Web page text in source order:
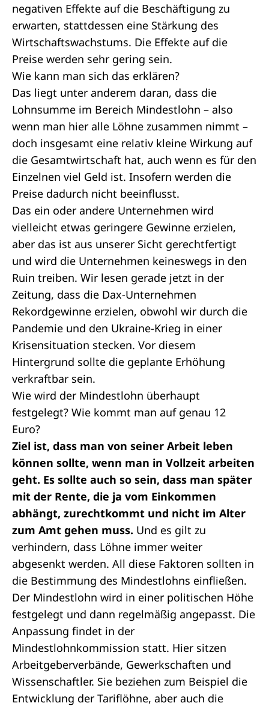
negativen Effekte auf die Beschäftigung zu
erwarten, stattdessen eine Stärkung des
Wirtschaftswachstums. Die Effekte auf die
Preise werden sehr gering sein.
Wie kann man sich das erklären?
Das liegt unter anderem daran, dass die
Lohnsumme im Bereich Mindestlohn – also
wenn man hier alle Löhne zusammen nimmt –
doch insgesamt eine relativ kleine Wirkung auf
die Gesamtwirtschaft hat, auch wenn es für den
Einzelnen viel Geld ist. Insofern werden die
Preise dadurch nicht beeinflusst.
Das ein oder andere Unternehmen wird
vielleicht etwas geringere Gewinne erzielen,
aber das ist aus unserer Sicht gerechtfertigt
und wird die Unternehmen keineswegs in den
Ruin treiben. Wir lesen gerade jetzt in der
Zeitung, dass die Dax-Unternehmen
Rekordgewinne erzielen, obwohl wir durch die
Pandemie und den Ukraine-Krieg in einer
Krisensituation stecken. Vor diesem
Hintergrund sollte die geplante Erhöhung
verkraftbar sein.
Wie wird der Mindestlohn überhaupt
festgelegt? Wie kommt man auf genau 12
Euro?
Ziel ist, dass man von seiner Arbeit leben
können sollte, wenn man in Vollzeit arbeiten
geht. Es sollte auch so sein, dass man später
mit der Rente, die ja vom Einkommen
abhängt, zurechtkommt und nicht im Alter
zum Amt gehen muss. Und es gilt zu
verhindern, dass Löhne immer weiter
abgesenkt werden. All diese Faktoren sollten in
die Bestimmung des Mindestlohns einfließen.
Der Mindestlohn wird in einer politischen Höhe
festgelegt und dann regelmäßig angepasst. Die
Anpassung findet in der
Mindestlohnkommission statt. Hier sitzen
Arbeitgeberverbände, Gewerkschaften und
Wissenschaftler. Sie beziehen zum Beispiel die
Entwicklung der Tariflöhne, aber auch die